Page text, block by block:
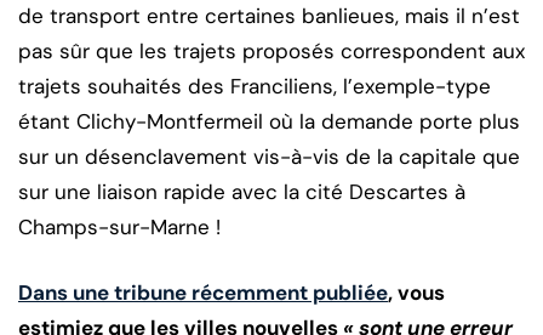
de transport entre certaines banlieues, mais il n’est
pas sûr que les trajets proposés correspondent aux
trajets souhaités des Franciliens, l’exemple-type
étant Clichy-Montfermeil où la demande porte plus
sur un désenclavement vis-à-vis de la capitale que
sur une liaison rapide avec la cité Descartes à
Champs-sur-Marne !
Dans une tribune récemment publiée, vous
estimiez que les villes nouvelles « sont une erreur